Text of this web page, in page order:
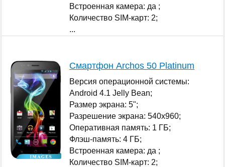
Встроенная камера: да ;
Количество SIM-карт: 2;
...
Смартфон Archos 50 Platinum
Версия операционной системы:
Android 4.1 Jelly Bean;
Размер экрана: 5";
Разрешение экрана: 540x960;
Оперативная память: 1 ГБ;
Флэш-память: 4 ГБ;
Встроенная камера: да ;
Количество SIM-карт: 2;